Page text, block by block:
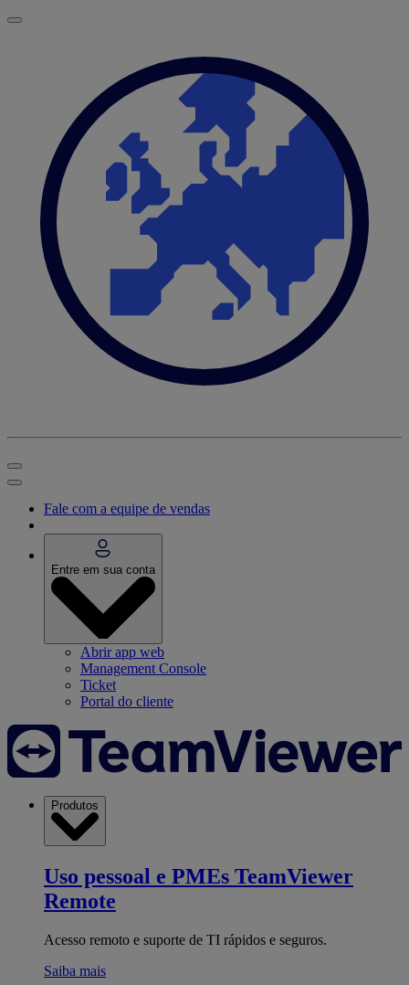
Fale com a equipe de vendas
Entre em sua conta
Abrir app web
Management Console
Ticket
Portal do cliente
Produtos
Uso pessoal e PMEs TeamViewer
Remote
Acesso remoto e suporte de TI rápidos e seguros.
Saiba mais